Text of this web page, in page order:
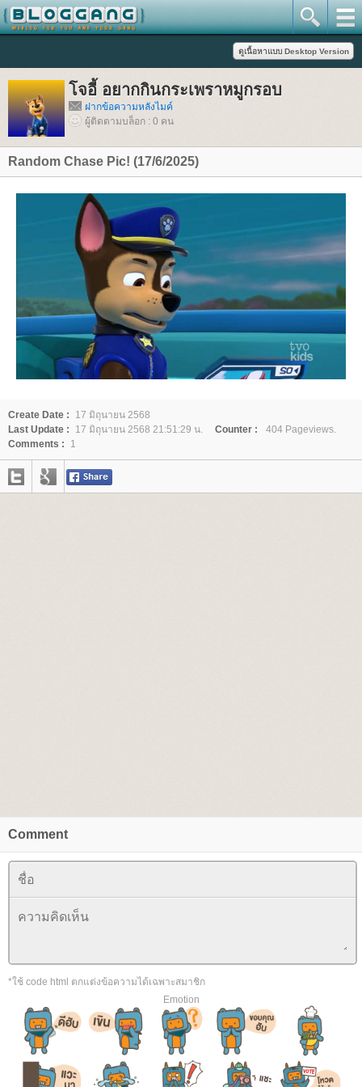
จอี้ อยากกินกระเพราหมูกรอบ
ฝากข้อความหลังไมค์
ผู้ติดตามบล็อก : 0 คน
Random Chase Pic! (17/6/2025)
Create Date :
17 มิถุนายน 2568
Last Update :
17 มิถุนายน 2568 21:51:29 น. Counter :
404 Pageviews.
Comments :
1
Comment
*ใช้ code html ตกแต่งข้อความได้เฉพาะสมาชิก
Emotion